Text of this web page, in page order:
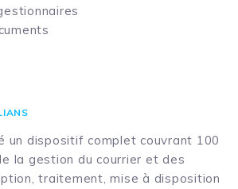
un dispositif complet couvrant 100
la gestion du courrier et des
traitement, mise à disposition